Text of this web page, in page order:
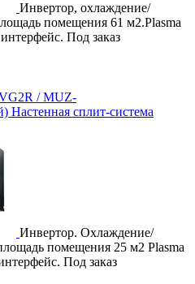
Инвертор, охлаждение/
помещения 61 м2.Plasma
Под заказ
/ MUZ-
Настенная сплит-система
Инвертор. Охлаждение/
помещения 25 м2 Plasma
Под заказ